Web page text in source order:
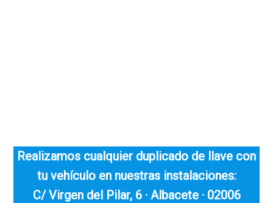
Realizamos cualquier duplicado de llave con
tu vehículo en nuestras instalaciones:
C/ Virgen del Pilar, 6 · Albacete · 02006